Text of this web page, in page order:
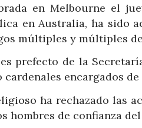
en Melbourne el
en Australia, ha sido
múltiples y múltiples
prefecto de la
cardenales encargados
ha rechazado las
hombres de confianza